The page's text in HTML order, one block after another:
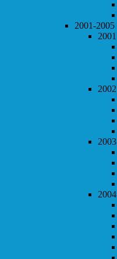
2001-2005
2001
2002
2003
2004